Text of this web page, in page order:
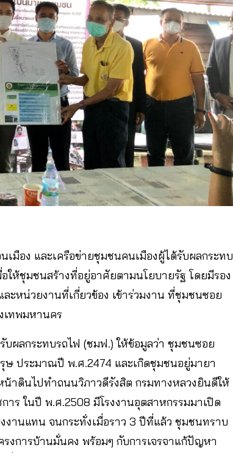
มือง และเครือข่ายชุมชนคนเมืองผู้ได้รับผลกระทบ
ห้ชุมชนสร้างที่อยู่อาศัยตามนโยบายรัฐ โดยมีรอง
ะหน่วยงานที่เกี่ยวข้อง เข้าร่วมงาน ที่ชุมชนซอย
เทพมหานคร
บผลกระทบรถไฟ (ชมฟ.) ให้ข้อมูลว่า ชุมชนซอย
ษ ประมาณปี พ.ศ.2474 และเกิดชุมชนอยู่มายา
าดินไปทำถนนวิภาวดีรังสิต กรมทางหลวงยินดีให้
ร ในปี พ.ศ.2508 มีโรงงานอุตสาหกรรมมาเปิด
งานแทน จนกระทั่งเมื่อราว 3 ปีที่แล้ว ชุมชนทราบ
งการบ้านมั่นคง พร้อมๆ กับการเจรจาแก้ปัญหา